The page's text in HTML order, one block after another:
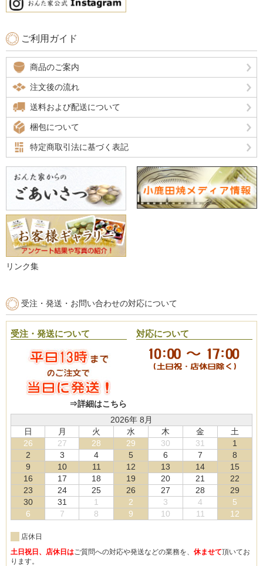
ご利用ガイド
商品のご案内
注文後の流れ
送料および配送について
梱包について
特定商取引法に基づく表記
リンク集
受注・発送・お問い合わせの対応について
受注・発送について
⇒詳細はこちら
対応について
2026年 8月
日
月 火 水 木 金
土
26
27 28 29 30 31
1
2
3 4 5 6 7
8
9
10 11 12 13 14
15
16
17 18 19 20 21
22
23
24 25 26 27 28
29
30
31 1 2 3 4
5
6
7 8 9 10 11 12
店休日
土日祝日、店休日はご質問への対応や発送などの業務を、 休ませて頂いてお
ります。